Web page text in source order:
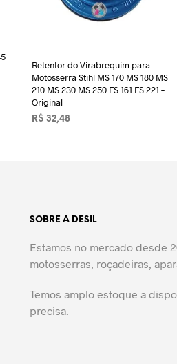
Retentor do Virabrequim para
Motosserra Stihl MS 170 MS 180 MS
210 MS 230 MS 250 FS 161 FS 221 –
Original
R$ 32,48
SOBRE A DESIL
Estamos no mercado desde
motosserras, roçadeiras,
Temos amplo estoque a
precisa.